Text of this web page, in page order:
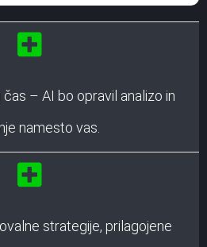
– AI bo opravil analizo in
namesto vas.
strategije, prilagojene